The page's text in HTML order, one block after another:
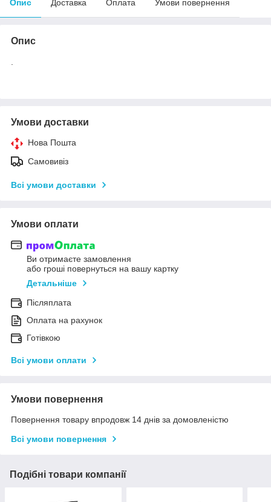
Опис Доставка Оплата Умови повернення
Опис
Умови доставки
Нова Пошта
Самовивіз
Всі умови доставки
Умови оплати
Ви отримаєте замовлення
або гроші повернуться на вашу картку
Детальніше
Післяплата
Оплата на рахунок
Готівкою
Всі умови оплати
Умови повернення
Повернення товару впродовж 14 днів за домовленістю
Всі умови повернення
Подібні товари компанії